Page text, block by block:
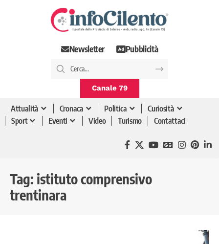
Newsletter Pubblicità
Canale 79
Attualità Cronaca Politica
Curiosità
Sport
Eventi Video Turismo Contattaci
Tag: istituto comprensivo
trentinara